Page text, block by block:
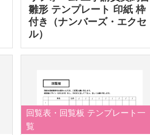
雛形 テンプレート 印紙 枠
付き（ナンバーズ・エクセ
ル）
回覧表・回覧板 テンプレート一
覧